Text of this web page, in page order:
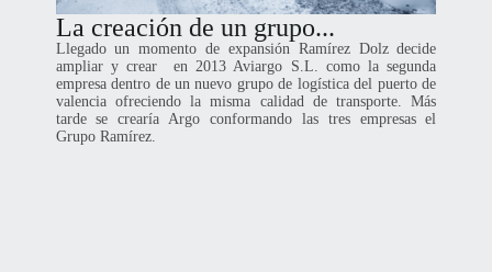
La creación de un grupo...
Llegado un momento de expansión Ramírez Dolz decide
ampliar y crear en 2013 Aviargo S.L. como la segunda
empresa dentro de un nuevo grupo de logística del puerto de
valencia ofreciendo la misma calidad de transporte. Más
tarde se crearía Argo conformando las tres empresas el
Grupo Ramírez.